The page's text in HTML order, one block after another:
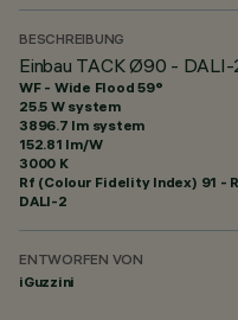
BESCHREIBUNG
Einbau TACK Ø90 -
WF - Wide Flood 59°
25.5 W system
3896.7 lm system
152.81 lm/W
3000 K
Rf (Colour Fidelity Index) 91 -
DALI-2
ENTWORFEN VON
iGuzzini